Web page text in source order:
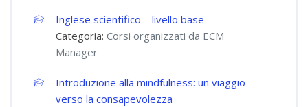
Inglese scientifico – livello base
Categoria:Corsi organizzati da ECM
Manager
Introduzione alla mindfulness: un viaggio
verso la consapevolezza